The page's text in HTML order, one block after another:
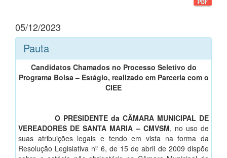
05/12/2023
Pauta
Candidatos Chamados no Processo Seletivo do
Programa Bolsa – Estágio, realizado em Parceria com o
CIEE
O PRESIDENTE da CÂMARA MUNICIPAL DE
VEREADORES DE SANTA MARIA – CMVSM, no uso de
suas atribuições legais e tendo em vista na forma da
Resolução Legislativa nº 6, de 15 de abril de 2009 dispõe